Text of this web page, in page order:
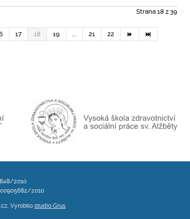
Strana 18 z 39
17 18 19 ... 21 22
2010
2010
Vyrobilo studio Grus